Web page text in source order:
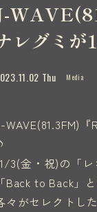
レグミが
Thu Media
WAVE(81.3FM)
3(金・祝)の「
Back to Back」
々がセレクトし